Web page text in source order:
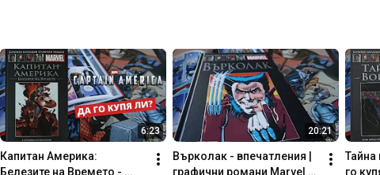
6:23
Капитан Америка:
Белезите на Времето -
20:21
Върколак - впечатления |
графични романи Marvel
Тайна
го